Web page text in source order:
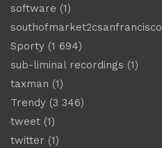
software (1)
southofmarket2csanfrancisco
Sporty (1 694)
sub-liminal recordings (1)
taxman (1)
Trendy (3 346)
tweet (1)
twitter (1)